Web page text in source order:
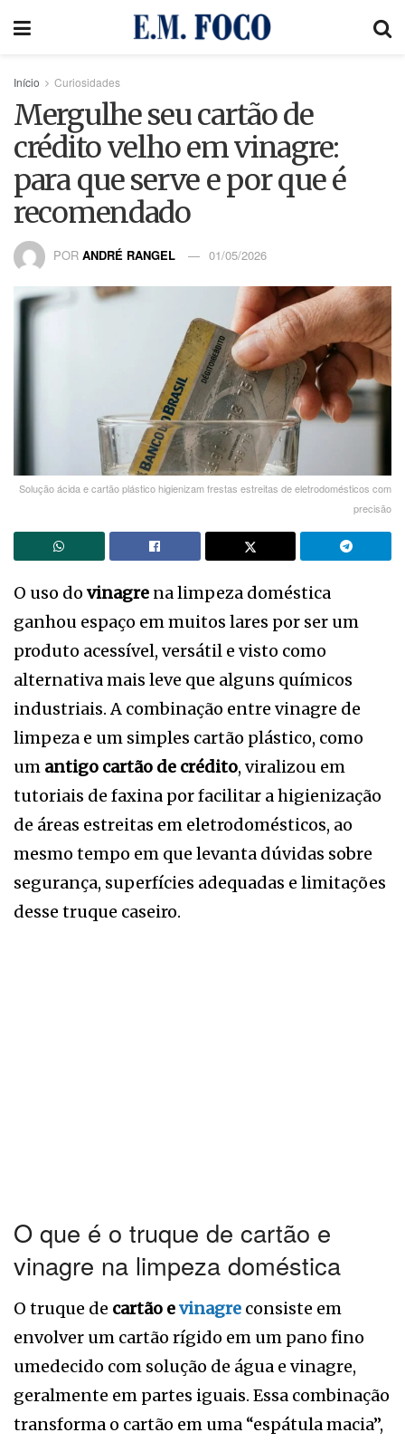
Início Curiosidades
Mergulhe seu cartão de
crédito velho em vinagre:
para que serve e por que é
recomendado
POR ANDRÉ RANGEL 01/05/2026
Solução ácida e cartão plástico higienizam frestas estreitas de eletrodomésticos com
precisão
O uso do vinagre na limpeza doméstica
ganhou espaço em muitos lares por ser um
produto acessível, versátil e visto como
alternativa mais leve que alguns químicos
industriais. A combinação entre vinagre de
limpeza e um simples cartão plástico, como
um antigo cartão de crédito, viralizou em
tutoriais de faxina por facilitar a higienização
de áreas estreitas em eletrodomésticos, ao
mesmo tempo em que levanta dúvidas sobre
segurança, superfícies adequadas e limitações
desse truque caseiro.
O que é o truque de cartão e
vinagre na limpeza doméstica
O truque de cartão evinagre consiste em
envolver um cartão rígido em um pano fino
umedecido com solução de água e vinagre,
geralmente em partes iguais. Essa combinação
transforma o cartão em uma “espátula macia”,